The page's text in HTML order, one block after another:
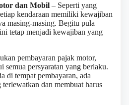
dan Mobil – Seperti yang
kendaraan memiliki kewajiban
masing-masing. Begitu pula
tetap menjadi kewajiban yang
pembayaran pajak motor,
semua persyaratan yang berlaku.
di tempat pembayaran, ada
dan membuat harus